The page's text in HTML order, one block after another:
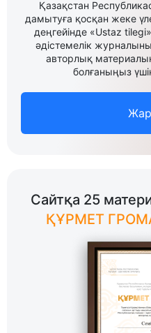
Қазақстан
дамытуға қосқан жеке
деңгейінде «Ustaz
әдістемелік
авторлық
болғаныңыз
Сайтқа 25
ҚҰРМЕТ